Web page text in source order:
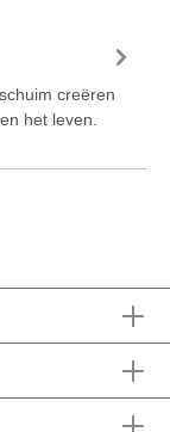
creëren
het leven.